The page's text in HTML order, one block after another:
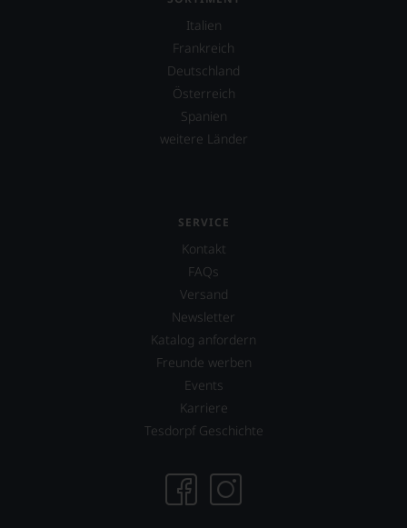
Italien
Frankreich
Deutschland
Österreich
Spanien
weitere Länder
SERVICE
Kontakt
FAQs
Versand
Newsletter
Katalog anfordern
Freunde werben
Events
Karriere
Tesdorpf Geschichte